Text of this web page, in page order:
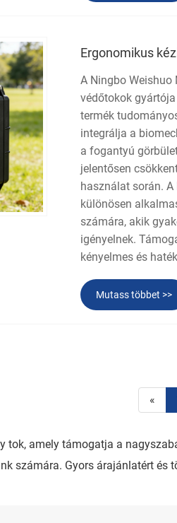
Ergonomikus
A Ningbo
védőtokok
termék
integrálja a
a fogantyú
jelentősen
használat során.
különösen
számára, akik
igényelnek.
kényelmes és
Mutass többet >>
«
amely támogatja a
számára. Gyors árajánlatért és